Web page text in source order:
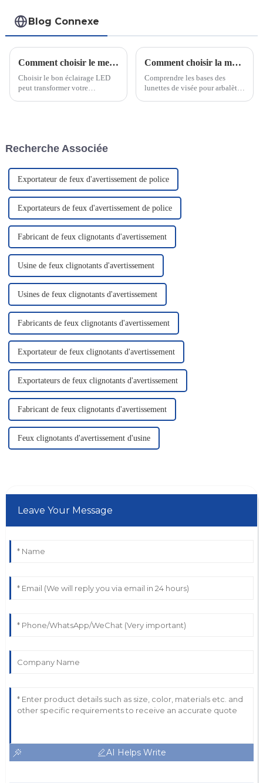
Blog Connexe
Comment choisir le meilleur éclairage LED
Choisir le bon éclairage LED
peut transformer votre
Comment choisir la meilleure lunette de visée pour arbalète avec télémètre pour une précision accrue à la chasse à l'arc ?
Comprendre les bases des
lunettes de visée pour arbalètes
Recherche Associée
Exportateur de feux d'avertissement de police
Exportateurs de feux d'avertissement de police
Fabricant de feux clignotants d'avertissement
Usine de feux clignotants d'avertissement
Usines de feux clignotants d'avertissement
Fabricants de feux clignotants d'avertissement
Exportateur de feux clignotants d'avertissement
Exportateurs de feux clignotants d'avertissement
Fabricant de feux clignotants d'avertissement
Feux clignotants d'avertissement d'usine
Leave Your Message
AI Helps Write